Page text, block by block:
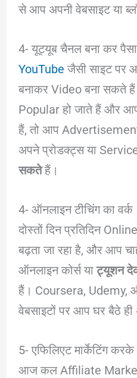
से आप अपनी वेबसाइट या
4- यूट्यूब चैनल बना कर पैसा
YouTube जैसी साइट पर
बनाकर Video बना सकते
Popular हो जाते हैं और
हैं, तो आप
अपने प्रोडक्ट्स या
सकतेहैं।
4- ऑनलाइन टीचिंग का वर्क
दोस्तों दिन प्रतिदिन
बढ़ता जा रहा है, और आप
ऑनलाइन कोर्स याट्यूशन
हैं। Coursera, Udemy,
वेबसाइटों पर आप घर बैठे
5- एफिलिएट मार्केटिंग करके
आज कल Affiliate